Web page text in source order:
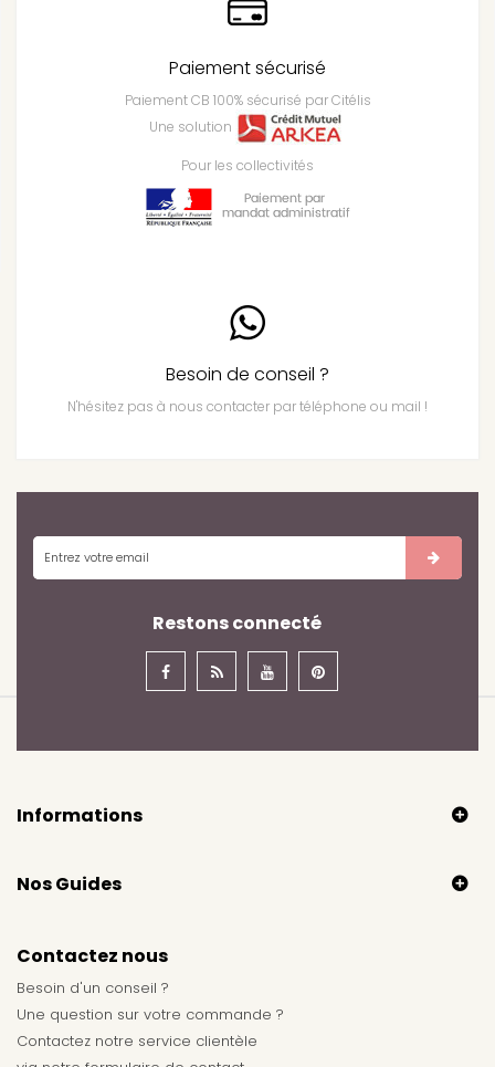
Paiement sécurisé
Paiement CB 100% sécurisé par Citélis
Une solution
Pour les collectivités
Besoin de conseil ?
N'hésitez pas à nous contacter par téléphone ou mail !
Restons connecté
Informations
Nos Guides
Contactez nous
Besoin d'un conseil ?
Une question sur votre commande ?
Contactez notre service clientèle